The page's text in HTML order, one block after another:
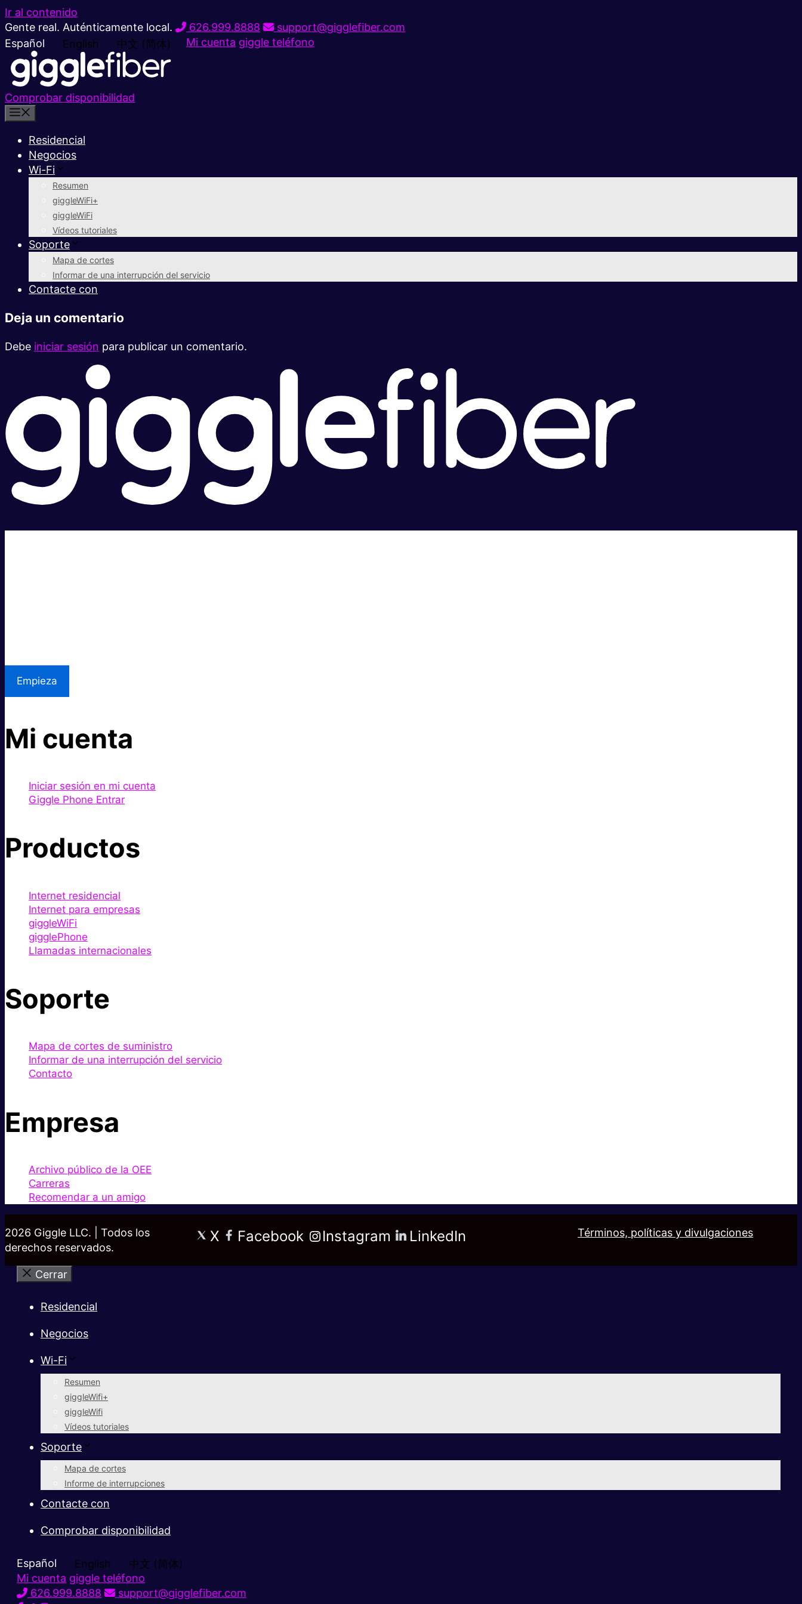
Ir al contenido
Gente real. Auténticamente local.
626.999.8888
support@gigglefiber.com
Español
English 中文 (简体) Mi cuenta giggle teléfono
Comprobar disponibilidad
Residencial
Negocios
Wi-Fi
Resumen
giggleWiFi+
giggleWiFi
Vídeos tutoriales
Soporte
Mapa de cortes
Informar de una interrupción del servicio
Contacte con
Deja un comentario
Debe iniciar sesión para publicar un comentario.
Empieza
Mi cuenta
Iniciar sesión en mi cuenta
Giggle Phone Entrar
Productos
Internet residencial
Internet para empresas
giggleWiFi
gigglePhone
Llamadas internacionales
Soporte
Mapa de cortes de suministro
Informar de una interrupción del servicio
Contacto
Empresa
Archivo público de la OEE
Carreras
Recomendar a un amigo
2026 Giggle LLC. | Todos los
derechos reservados.
X Facebook Instagram LinkedIn Términos, políticas y divulgaciones
Cerrar
Residencial
Negocios
Wi-Fi
Resumen
giggleWifi+
giggleWifi
Vídeos tutoriales
Soporte
Mapa de cortes
Informe de interrupciones
Contacte con
Comprobar disponibilidad
Español English
中文 (简体)
Mi cuenta giggle teléfono
626.999.8888
support@gigglefiber.com